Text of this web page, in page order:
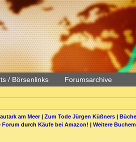
/ Börsenlinks Forumsarchive
am Meer| Zum Tode Jürgen Küßners|
Forum durch Käufe bei Amazon! | Weitere